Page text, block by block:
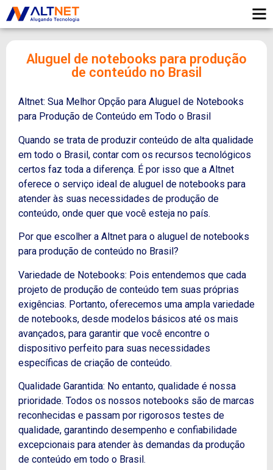
Aluguel de notebooks para produção
de conteúdo no Brasil
Altnet: Sua Melhor Opção para Aluguel de Notebooks
para Produção de Conteúdo em Todo o Brasil
Quando se trata de produzir conteúdo de alta qualidade
em todo o Brasil, contar com os recursos tecnológicos
certos faz toda a diferença. É por isso que a Altnet
oferece o serviço ideal de aluguel de notebooks para
atender às suas necessidades de produção de
conteúdo, onde quer que você esteja no país.
Por que escolher a Altnet para o aluguel de notebooks
para produção de conteúdo no Brasil?
Variedade de Notebooks: Pois entendemos que cada
projeto de produção de conteúdo tem suas próprias
exigências. Portanto, oferecemos uma ampla variedade
de notebooks, desde modelos básicos até os mais
avançados, para garantir que você encontre o
dispositivo perfeito para suas necessidades
específicas de criação de conteúdo.
Qualidade Garantida: No entanto, qualidade é nossa
prioridade. Todos os nossos notebooks são de marcas
reconhecidas e passam por rigorosos testes de
qualidade, garantindo desempenho e confiabilidade
excepcionais para atender às demandas da produção
de conteúdo em todo o Brasil.